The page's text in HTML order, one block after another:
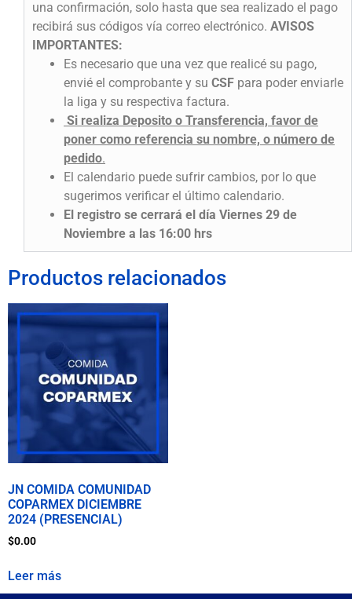
una confirmación, solo hasta que sea realizado el pago
recibirá sus códigos vía correo electrónico. AVISOS
IMPORTANTES:
Es necesario que una vez que realicé su pago,
envié el comprobante y su CSF para poder enviarle
la liga y su respectiva factura.
Si realiza Deposito o Transferencia, favor de
poner como referencia su nombre, o número de
pedido.
El calendario puede sufrir cambios, por lo que
sugerimos verificar el último calendario.
El registro se cerrará el día Viernes 29 de
Noviembre a las 16:00 hrs
Productos relacionados
JN COMIDA COMUNIDAD
COPARMEX DICIEMBRE
2024 (PRESENCIAL)
$0.00
Leer más